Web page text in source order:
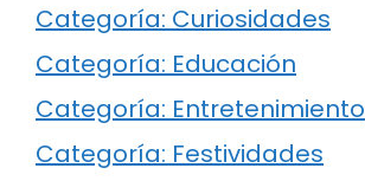
Categoría: Curiosidades
Categoría: Educación
Categoría: Entretenimiento
Categoría: Festividades